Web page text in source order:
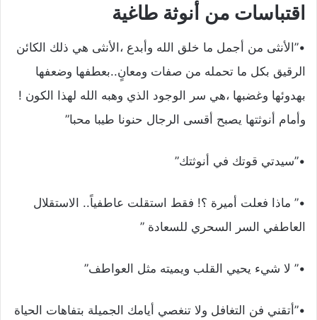
اقتباسات من أنوثة طاغية
•”الأنثى من أجمل ما خلق الله وأبدع ،الأنثى هي ذلك الكائن
الرقيق بكل ما تحمله من صفات ومعانٍ..بعطفها وضعفها
بهدوئها وغضبها ،هي سر الوجود الذي وهبه الله لهذا الكون !
وأمام أنوثتها يصبح أقسى الرجال حنونا طيبا محبا”
•”سيدتي قوتك في أنوثتك”
•” ماذا فعلت أميرة ؟! فقط استقلت عاطفياً.. الاستقلال
العاطفي السر السحري للسعادة ”
•” لا شيء يحيي القلب ويميته مثل العواطف”
•”أتقني فن التغافل ولا تنغصي أيامك الجميلة بتفاهات الحياة